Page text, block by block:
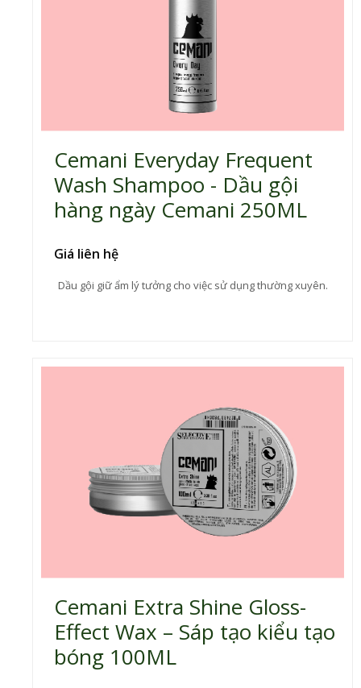
Cemani Everyday Frequent
Wash Shampoo - Dầu gội
hàng ngày Cemani 250ML
Giá liên hệ
Dầu gội giữ ẩm lý tưởng cho việc sử dụng thường xuyên.
Cemani Extra Shine Gloss-
Effect Wax – Sáp tạo kiểu tạo
bóng 100ML